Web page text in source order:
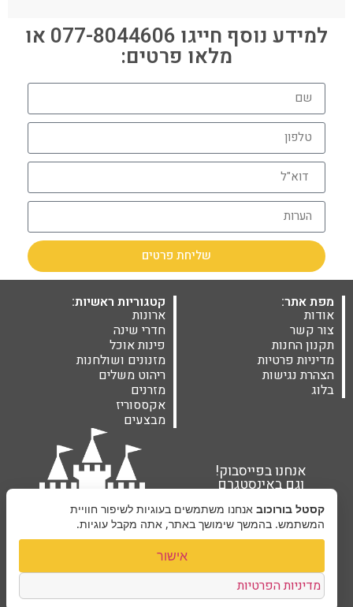
למידע נוסף חייגו 077-8044606 או
מלאו פרטים:
שליחת פרטים
מפת אתר:
אודות
צור קשר
תקנון החנות
מדיניות פרטיות
הצהרת נגישות
בלוג
קטגוריות ראשיות:
ארונות
חדרי שינה
פינות אוכל
מזנונים ושולחנות
ריהוט משלים
מזרנים
אקססוריז
מבצעים
אנחנו בפייסבוק!
וגם באינסטגרם
קסטל בורוכוב ©2026 | בניית אתרים Next Site
קסטל בורוכוב אנחנו משתמשים בעוגיות לשיפור חוויית
המשתמש. בהמשך שימושך באתר, אתה מקבל עוגיות.
אישור
מדיניות הפרטיות